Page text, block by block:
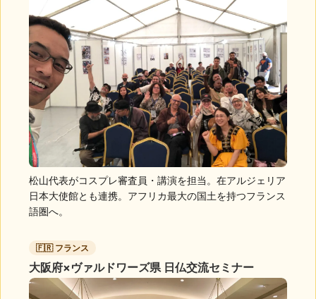
松山代表がコスプレ審査員・講演を担当。在アルジェリア
日本大使館とも連携。アフリカ最大の国土を持つフランス
語圏へ。
🇫🇷 フランス
大阪府×ヴァルドワーズ県 日仏交流セミナー